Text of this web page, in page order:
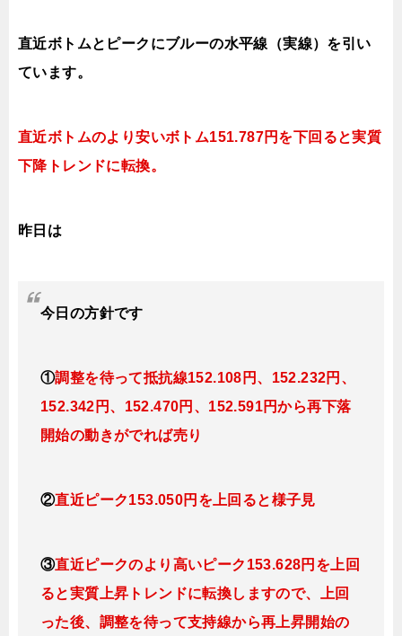
直近ボトムとピークにブルーの水平線（実線）を引い
ています。
直近ボトムのより安いボトム151.787円を下回ると実質
下降トレンドに転換。
昨日は
今日 の方針です
①調整を待って抵抗線152.108 円、152.232円 、
152.342円、152.470円、152.591円から再下落
開始の動きがでれば売り
②直近ピーク153.050円を上回ると様子見
③直近ピークのより高いピーク153.628円を上回
ると実質上昇トレンドに転換しますので、上回
った後、調整を待って支持線から再上昇開始の